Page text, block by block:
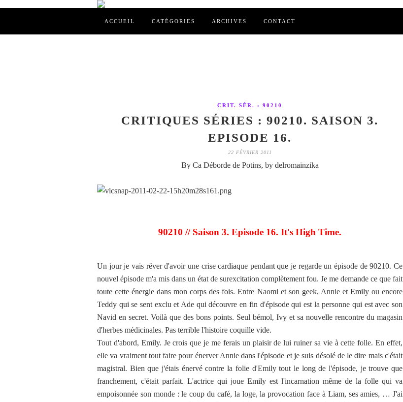
ACCUEIL CATÉGORIES ARCHIVES CONTACT
CRIT. SÉR. : 90210
CRITIQUES SÉRIES : 90210. SAISON 3.
EPISODE 16.
22 FÉVRIER 2011
By Ca Déborde de Potins, by delromainzika
90210 // Saison 3. Episode 16. It's High Time.
Un jour je vais rêver d'avoir une crise cardiaque pendant que je regarde un épisode de 90210. Ce
nouvel épisode m'a mis dans un état de surexcitation complètement fou. Je me demande ce que fait
toute cette énergie dans mon corps des fois. Entre Naomi et son geek, Annie et Emily ou encore
Teddy qui se sent exclu et Ade qui découvre en fin d'épisode qui est la personne qui est avec son
Navid en secret. Voilà que des bons points. Seul bémol, Ivy et sa nouvelle rencontre du magasin
d'herbes médicinales. Pas terrible l'histoire coquille vide.
Tout d'abord, Emily. Je crois que je me ferais un plaisir de lui ruiner sa vie à cette folle. En effet,
elle va vraiment tout faire pour énerver Annie dans l'épisode et je suis désolé de le dire mais c'était
magistral. Bien que j'étais énervé contre la folie d'Emily tout le long de l'épisode, je trouve que
franchement, c'était parfait. L'actrice qui joue Emily est l'incarnation même de la folle qui va
empoisonnée son monde : le coup du café, la loge, la provocation face à Liam, ses amies, … J'ai